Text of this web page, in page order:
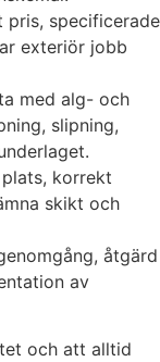
specificerade
exteriör jobb
med alg- och
slipning,
korrekt
skikt och
åtgärd
av
och att alltid